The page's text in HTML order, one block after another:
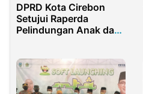
DPRD Kota Cirebon
Setujui Raperda
Pelindungan Anak dan